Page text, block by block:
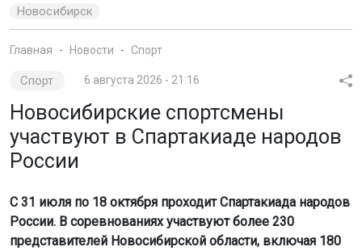
Новосибирск
Главная Новости Спорт
Спорт 6 августа 2026 - 21:16
Новосибирские спортсмены
участвуют в Спартакиаде народов
России
С 31 июля по 18 октября проходит Спартакиада народов
России. В соревнованиях участвуют более 230
представителей Новосибирской области, включая 180